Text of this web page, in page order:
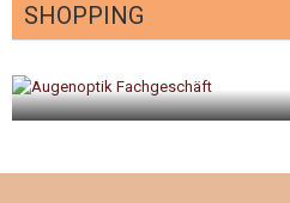
SHOPPING
Redaktion